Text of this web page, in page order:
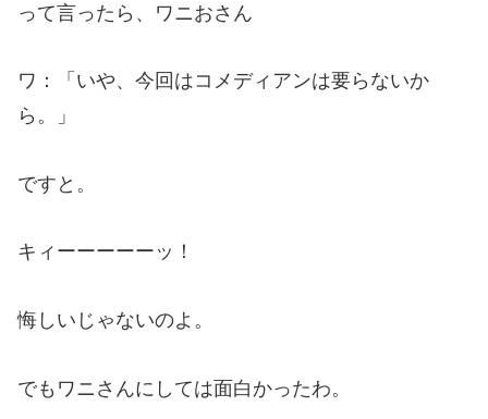
って言ったら、ワニおさん
ワ：「いや、今回はコメディアンは要らないか
ら。」
ですと。
キィーーーーーッ！
悔しいじゃないのよ。
でもワニさんにしては面白かったわ。